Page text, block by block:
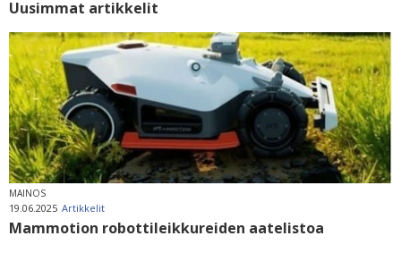
Uusimmat artikkelit
MAINOS
19.06.2025 Artikkelit
Mammotion robottileikkureiden aatelistoa